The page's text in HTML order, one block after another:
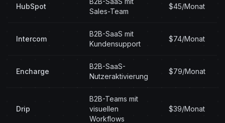
HubSpot
Sales-Team
$45/Monat
Intercom
B2B-SaaS mit
Kundensupport
$74/Monat
Encharge
B2B-SaaS-
Nutzeraktivierung
$79/Monat
Drip
B2B-Teams mit
visuellen
Workflows
$39/Monat